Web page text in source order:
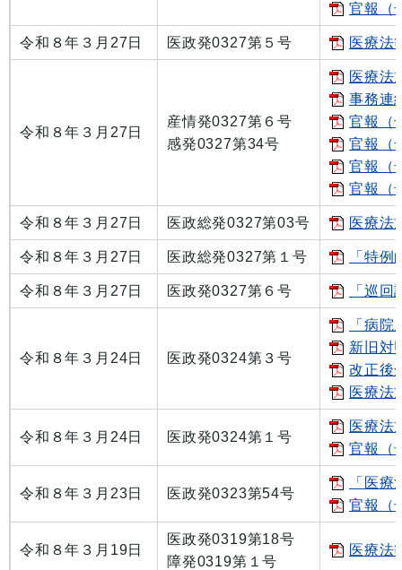
官報（
令和８年３月27日 医政発0327第５号 医療法
令和８年３月27日
産情発0327第６号
感発0327第34号
医療法
事務連
官報（
官報（
官報（
官報（
令和８年３月27日 医政総発0327第03号 医療法
令和８年３月27日 医政総発0327第１号 「特
令和８年３月27日 医政発0327第６号 「巡
令和８年３月24日 医政発0324第３号
「病
新旧対
改正後
医療法
令和８年３月24日 医政発0324第１号
医療法
官報（
令和８年３月23日 医政発0323第54号
「医
官報（
令和８年３月19日
医政発0319第18号
障発0319第１号
医療法